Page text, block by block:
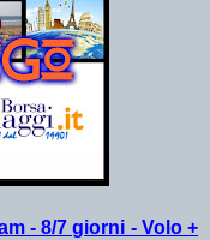
- 8/7 giorni - Volo +